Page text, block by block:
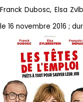
Franck Dubosc, Elsa
le 16 novembre 2016 ;